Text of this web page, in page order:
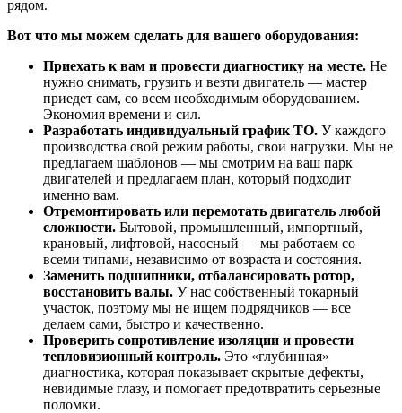
рядом.
Вот что мы можем сделать для вашего оборудования:
Приехать к вам и провести диагностику на месте. Не
нужно снимать, грузить и везти двигатель — мастер
приедет сам, со всем необходимым оборудованием.
Экономия времени и сил.
Разработать индивидуальный график ТО. У каждого
производства свой режим работы, свои нагрузки. Мы не
предлагаем шаблонов — мы смотрим на ваш парк
двигателей и предлагаем план, который подходит
именно вам.
Отремонтировать или перемотать двигатель любой
сложности. Бытовой, промышленный, импортный,
крановый, лифтовой, насосный — мы работаем со
всеми типами, независимо от возраста и состояния.
Заменить подшипники, отбалансировать ротор,
восстановить валы. У нас собственный токарный
участок, поэтому мы не ищем подрядчиков — все
делаем сами, быстро и качественно.
Проверить сопротивление изоляции и провести
тепловизионный контроль. Это «глубинная»
диагностика, которая показывает скрытые дефекты,
невидимые глазу, и помогает предотвратить серьезные
поломки.